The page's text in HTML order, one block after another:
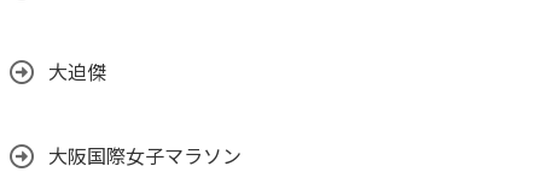
大迫傑
大阪国際女子マラソン